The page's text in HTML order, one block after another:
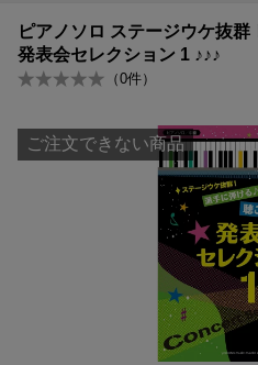
ピアノソロ ステージウケ抜
発表会セレクション 1 ♪♪♪
（0件）
ご注文できない商品